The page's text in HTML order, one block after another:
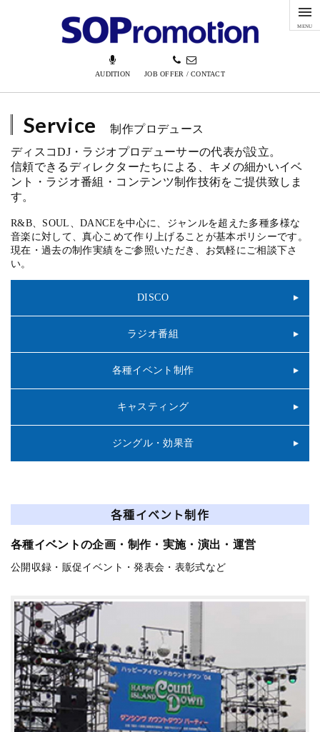
AUDITION JOB OFFER / CONTACT
MENU
Service
制作プロデュース
ディスコDJ・ラジオプロデューサーの代表が設立。
信頼できるディレクターたちによる、キメの細かいイベ
ント・ラジオ番組・コンテンツ制作技術をご提供致しま
す。
R&B、SOUL、DANCEを中心に、ジャンルを超えた多種多様な
音楽に対して、真心こめて作り上げることが基本ポリシーです。
現在・過去の制作実績をご参照いただき、お気軽にご相談下さ
い。
DISCO
ラジオ番組
各種イベント制作
キャスティング
ジングル・効果音
各種イベント制作
各種イベントの企画・制作・実施・演出・運営
公開収録・販促イベント・発表会・表彰式など